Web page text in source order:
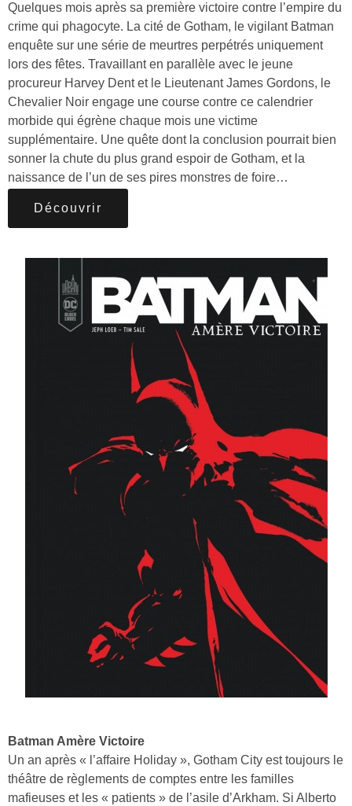
Quelques mois après sa première victoire contre l’empire du
crime qui phagocyte. La cité de Gotham, le vigilant Batman
enquête sur une série de meurtres perpétrés uniquement
lors des fêtes. Travaillant en parallèle avec le jeune
procureur Harvey Dent et le Lieutenant James Gordons, le
Chevalier Noir engage une course contre ce calendrier
morbide qui égrène chaque mois une victime
supplémentaire. Une quête dont la conclusion pourrait bien
sonner la chute du plus grand espoir de Gotham, et la
naissance de l’un de ses pires monstres de foire…
Découvrir
Batman Amère Victoire
Un an après « l’affaire Holiday », Gotham City est toujours le
théâtre de règlements de comptes entre les familles
mafieuses et les « patients » de l’asile d’Arkham. Si Alberto